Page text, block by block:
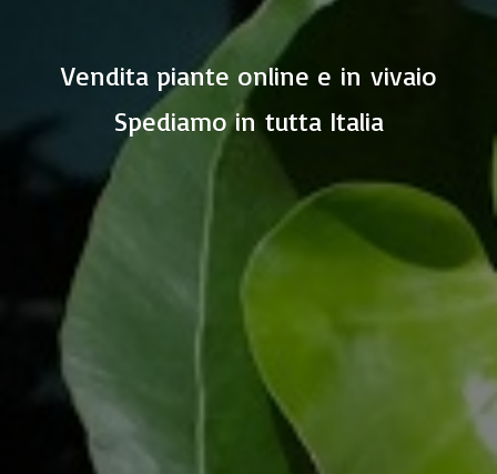
Vendita piante online e in vivaio
Spediamo in tutta Italia